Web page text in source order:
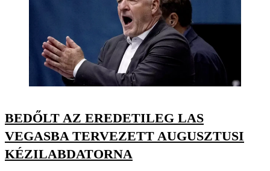
BEDŐLT AZ EREDETILEG LAS
VEGASBA TERVEZETT AUGUSZTUSI
KÉZILABDATORNA